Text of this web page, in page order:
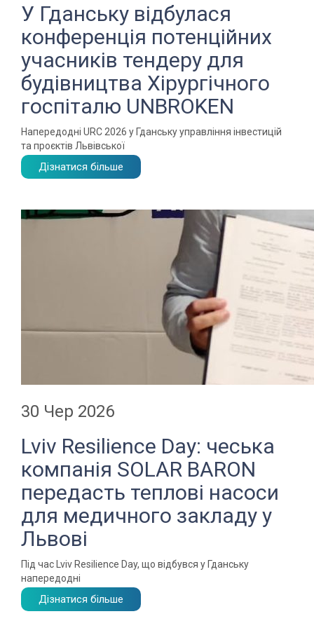
У Гданську відбулася
конференція потенційних
учасників тендеру для
будівництва Хірургічного
госпіталю UNBROKEN
Напередодні URC 2026 у Гданську управління інвестицій
та проєктів Львівської
Дізнатися більше
30 Чер 2026
Lviv Resilience Day: чеська
компанія SOLAR BARON
передасть теплові насоси
для медичного закладу у
Львові
Під час Lviv Resilience Day, що відбувся у Гданську
напередодні
Дізнатися більше